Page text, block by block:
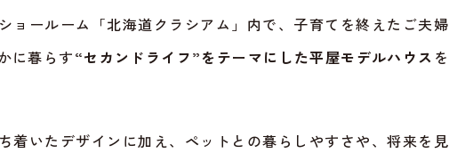
ョールーム「北海道クラシアム」内で、子育てを終えたご夫婦
に暮らす“セカンドライフ”をテーマにした平屋モデルハウス を
着いたデザインに加え、ペットとの暮らしやすさや、将来を見